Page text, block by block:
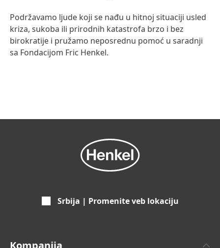
Podržavamo ljude koji se nađu u hitnoj situaciji usled
kriza, sukoba ili prirodnih katastrofa brzo i bez
birokratije i pružamo neposrednu pomoć u saradnji
sa Fondacijom Fric Henkel.
Srbija | Promenite veb lokaciju
Kompanija